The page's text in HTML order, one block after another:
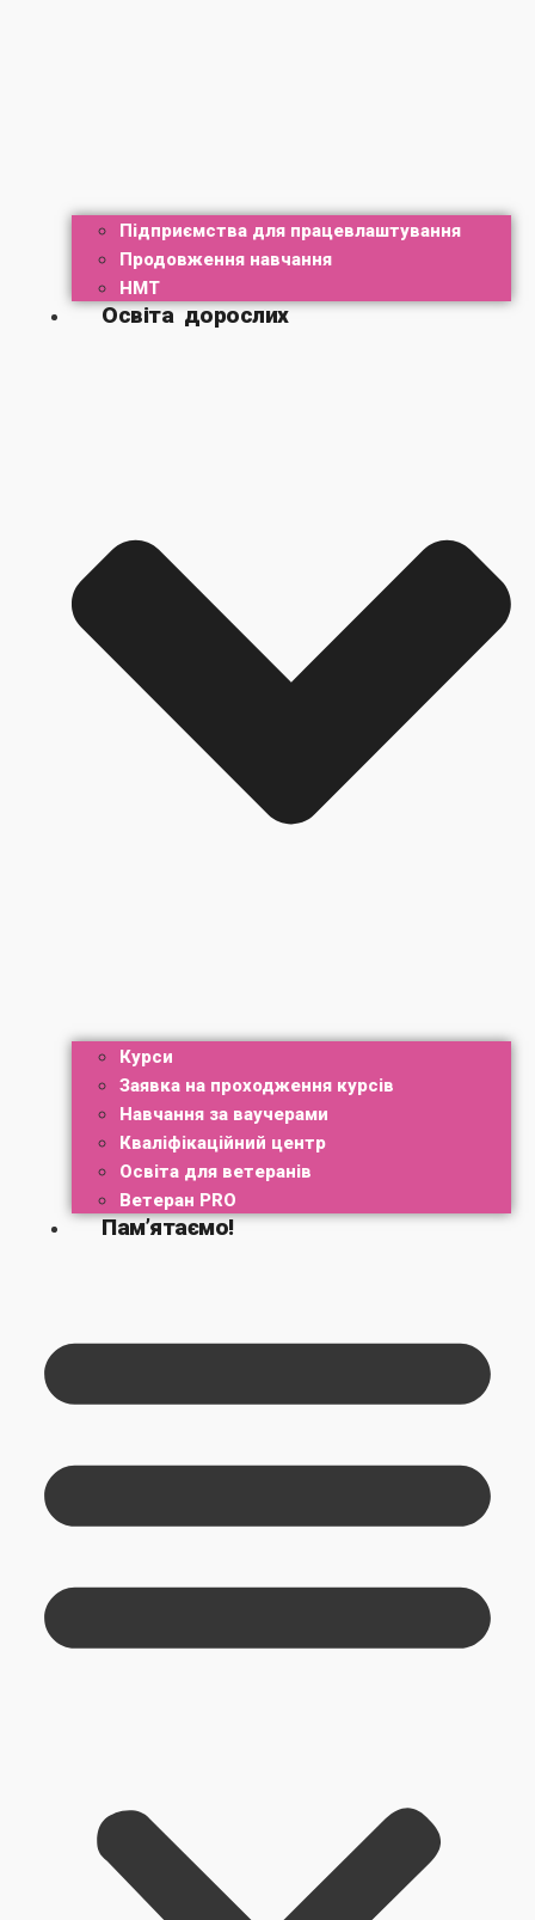
Підприємства для працевлаштування
Продовження навчання
НМТ
Освіта дорослих
Курси
Заявка на проходження курсів
Навчання за ваучерами
Кваліфікаційний центр
Освіта для ветеранів
Ветеран PRO
Пам’ятаємо!